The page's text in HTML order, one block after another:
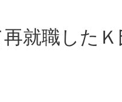
就職したＫ